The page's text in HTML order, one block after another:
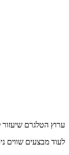
ערוץ הטלגרם
לעוד מבצעים שווים